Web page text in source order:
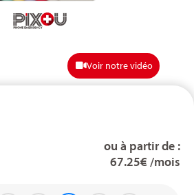
Voir notre vidéo
ou à partir de :
67.25€ /mois